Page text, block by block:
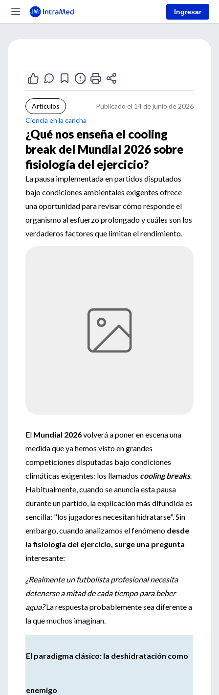
Ingresar
Artículos
Publicado el 14 de junio de 2026
Ciencia en la cancha
¿Qué nos enseña el cooling
break del Mundial 2026 sobre
fisiología del ejercicio?
La pausa implementada en partidos disputados
bajo condiciones ambientales exigentes ofrece
una oportunidad para revisar cómo responde el
organismo al esfuerzo prolongado y cuáles son los
verdaderos factores que limitan el rendimiento.
El Mundial 2026volverá a poner en escena una
medida que ya hemos visto en grandes
competiciones disputadas bajo condiciones
climáticas exigentes: los llamados cooling breaks.
Habitualmente, cuando se anuncia esta pausa
durante un partido, la explicación más difundida es
sencilla: "los jugadores necesitan hidratarse". Sin
embargo, cuando analizamos el fenómeno desde
la fisiología del ejercicio, surge una pregunta
interesante:
¿Realmente un futbolista profesional necesita
detenerse a mitad de cada tiempo para beber
agua?La respuesta probablemente sea diferente a
la que muchos imaginan.
El paradigma clásico: la deshidratación como
enemigo